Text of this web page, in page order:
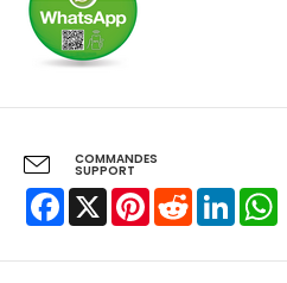
COMMANDES
SUPPORT
Facebook
X PinterestRedditLinkedIn